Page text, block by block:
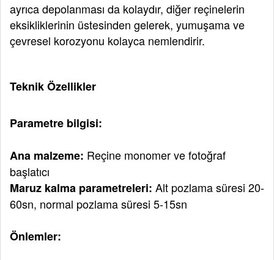
ayrıca depolanması da kolaydır, diğer reçinelerin
eksikliklerinin üstesinden gelerek, yumuşama ve
çevresel korozyonu kolayca nemlendirir.
Teknik Özellikler
Parametre bilgisi:
Ana malzeme: Reçine monomer ve fotoğraf
başlatıcı
Maruz kalma parametreleri: Alt pozlama süresi 20-
60sn, normal pozlama süresi 5-15sn
Önlemler: